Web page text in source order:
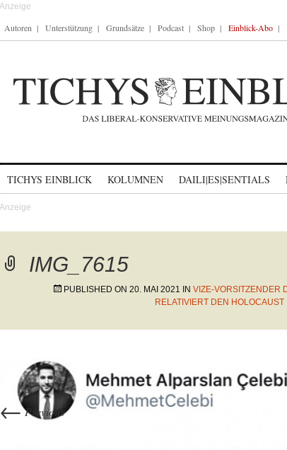
Autoren Unterstützung Grundsätze Podcast Shop Einblick-Abo
TICHYS EINBLICK KOLUMNEN DAILI|ES|SENTIALS
IMG_7615
PUBLISHED ON 20. MAI 2021 IN VIZE-VORSITZENDER
RELATIVIERT DEN HOLOCAUST
←Previous